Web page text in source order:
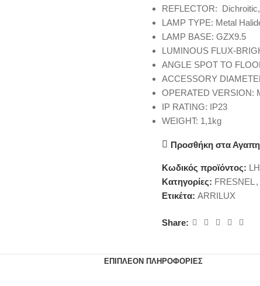
REFLECTOR:
LAMP TYPE: Metal
LAMP BASE: GZX9.5
LUMINOUS FLUX-
ANGLE SPOT TO
ACCESSORY
OPERATED VERSION:
IP RATING: IP23
WEIGHT: 1,1kg
Προσθήκη στα
Κωδικός προϊόντος:
Κατηγορίες: FRESNEL ,
Ετικέτα: ARRILUX
Share:
ΕΠΙΠΛΈΟΝ ΠΛΗΡΟΦΟΡΊΕΣ